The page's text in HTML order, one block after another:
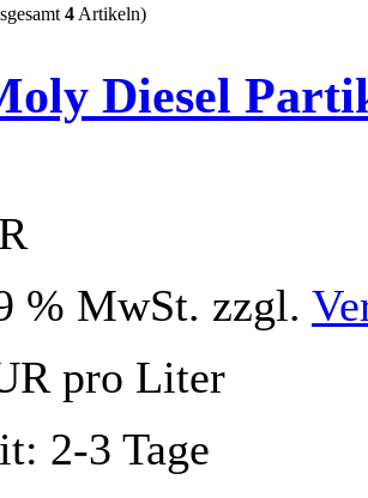
4 Artikeln)
Diesel
% MwSt. zzgl.
pro Liter
2-3 Tage